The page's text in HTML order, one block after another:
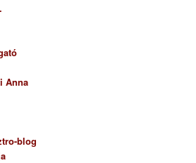
Anna
blog